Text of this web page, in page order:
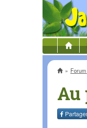
Accueil
Au